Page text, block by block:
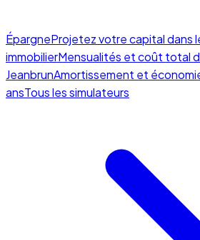
ÉpargneProjetez votre capital dans
immobilierMensualités et coût total
JeanbrunAmortissement et
ansTous les simulateurs